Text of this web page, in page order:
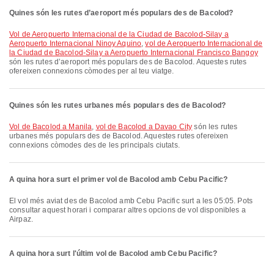
Quines són les rutes d’aeroport més populars des de Bacolod?
vol de Aeropuerto Internacional de la Ciudad de Bacolod-Silay a
Aeropuerto Internacional Ninoy Aquino,vol de Aeropuerto Internacional de
la Ciudad de Bacolod-Silay a Aeropuerto Internacional Francisco Bangoy
són les rutes d’aeroport més populars des de Bacolod. Aquestes rutes
ofereixen connexions còmodes per al teu viatge.
Quines són les rutes urbanes més populars des de Bacolod?
vol de Bacolod a Manila, vol de Bacolod a Davao City són les rutes
urbanes més populars des de Bacolod. Aquestes rutes ofereixen
connexions còmodes des de les principals ciutats.
A quina hora surt el primer vol de Bacolod amb Cebu Pacific?
El vol més aviat des de Bacolod amb Cebu Pacific surt a les 05:05. Pots
consultar aquest horari i comparar altres opcions de vol disponibles a
Airpaz.
A quina hora surt l'últim vol de Bacolod amb Cebu Pacific?